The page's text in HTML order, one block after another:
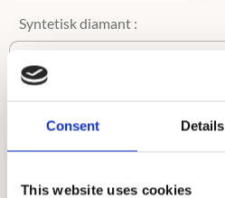
Consent Details
This website uses cookies